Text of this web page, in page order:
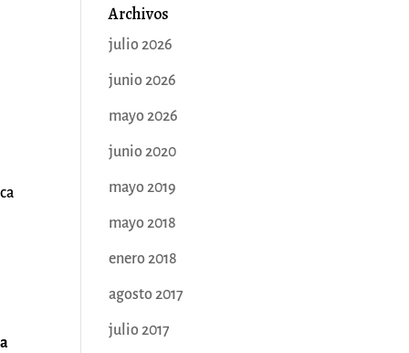
Archivos
julio 2026
junio 2026
mayo 2026
junio 2020
mayo 2019
mayo 2018
enero 2018
agosto 2017
julio 2017